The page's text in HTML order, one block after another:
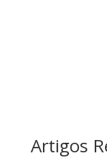
Artigos